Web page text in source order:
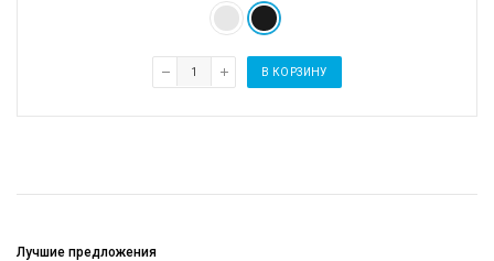
В КОРЗИНУ
Лучшие предложения